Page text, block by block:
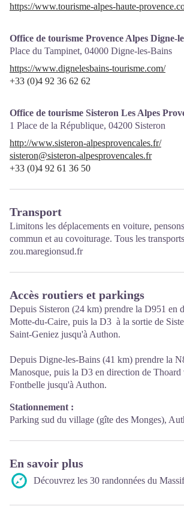
https://www.tourisme-alpes-haute-
Office de tourisme Provence Alpes Digne-
Place du Tampinet, 04000 Digne-les-Bains
https://www.dignelesbains-tourisme.com/
+33 (0)4 92 36 62 62
Office de tourisme Sisteron Les Alpes
1 Place de la République, 04200 Sisteron
http://www.sisteron-alpesprovencales.fr/
sisteron@sisteron-alpesprovencales.fr
+33 (0)4 92 61 36 50
Transport
Limitons les déplacements en voiture,
commun et au covoiturage. Tous les
zou.maregionsud.fr
Accès routiers et parkings
Depuis Sisteron (24 km) prendre la D951 en
Motte-du-Caire, puis la D3 à la sortie de
Saint-Geniez jusqu'à Authon.
Depuis Digne-les-Bains (41 km) prendre la
Manosque, puis la D3 en direction de Thoard
Fontbelle jusqu'à Authon.
Stationnement :
Parking sud du village (gîte des Monges),
En savoir plus
Découvrez les 30 randonnées du